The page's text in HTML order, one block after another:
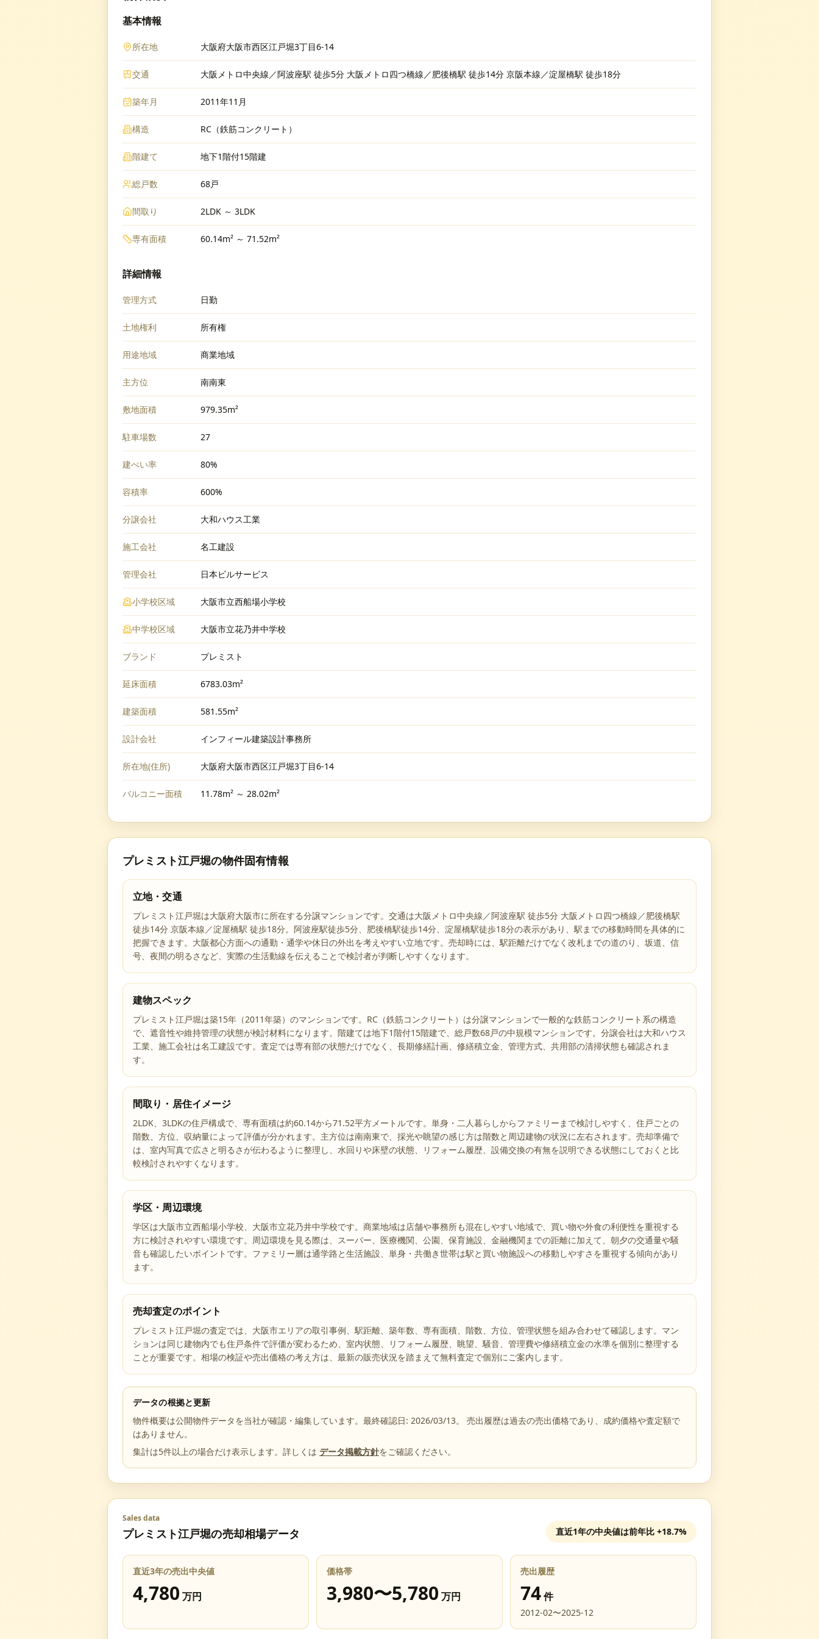
基本情報
所在地 大阪府大阪市西区江戸堀3丁目6-14
交通 大阪メトロ中央線／阿波座駅 徒歩5分 大阪メトロ四つ橋線／肥後橋駅 徒歩14分 京阪本線／淀屋橋駅 徒歩18分
築年月 2011年11月
構造 RC（鉄筋コンクリート）
階建て 地下1階付15階建
総戸数 68戸
間取り 2LDK ～ 3LDK
専有面積 60.14m² ～ 71.52m²
詳細情報
管理方式 日勤
土地権利 所有権
用途地域 商業地域
主方位 南南東
敷地面積 979.35m²
駐車場数 27
建ぺい率 80%
容積率 600%
分譲会社 大和ハウス工業
施工会社 名工建設
管理会社 日本ビルサービス
小学校区域 大阪市立西船場小学校
中学校区域 大阪市立花乃井中学校
ブランド プレミスト
延床面積 6783.03m²
建築面積 581.55m²
設計会社 インフィール建築設計事務所
所在地(住所) 大阪府大阪市西区江戸堀3丁目6-14
バルコニー面積 11.78m² ～ 28.02m²
プレミスト江戸堀の物件固有情報
立地・交通
プレミスト江戸堀は大阪府大阪市に所在する分譲マンションです。交通は大阪メトロ中央線／阿波座駅 徒歩5分 大阪メトロ四つ橋線／肥後橋駅
徒歩14分 京阪本線／淀屋橋駅 徒歩18分。阿波座駅徒歩5分、肥後橋駅徒歩14分、淀屋橋駅徒歩18分の表示があり、駅までの移動時間を具体的に
把握できます。大阪都心方面への通勤・通学や休日の外出を考えやすい立地です。売却時には、駅距離だけでなく改札までの道のり、坂道、信
号、夜間の明るさなど、実際の生活動線を伝えることで検討者が判断しやすくなります。
建物スペック
プレミスト江戸堀は築15年（2011年築）のマンションです。RC（鉄筋コンクリート）は分譲マンションで一般的な鉄筋コンクリート系の構造
で、遮音性や維持管理の状態が検討材料になります。階建ては地下1階付15階建で、総戸数68戸の中規模マンションです。分譲会社は大和ハウス
工業、施工会社は名工建設です。査定では専有部の状態だけでなく、長期修繕計画、修繕積立金、管理方式、共用部の清掃状態も確認されま
す。
間取り・居住イメージ
2LDK、3LDKの住戸構成で、専有面積は約60.14から71.52平方メートルです。単身・二人暮らしからファミリーまで検討しやすく、住戸ごとの
階数、方位、収納量によって評価が分かれます。主方位は南南東で、採光や眺望の感じ方は階数と周辺建物の状況に左右されます。売却準備で
は、室内写真で広さと明るさが伝わるように整理し、水回りや床壁の状態、リフォーム履歴、設備交換の有無を説明できる状態にしておくと比
較検討されやすくなります。
学区・周辺環境
学区は大阪市立西船場小学校、大阪市立花乃井中学校です。商業地域は店舗や事務所も混在しやすい地域で、買い物や外食の利便性を重視する
方に検討されやすい環境です。周辺環境を見る際は、スーパー、医療機関、公園、保育施設、金融機関までの距離に加えて、朝夕の交通量や騒
音も確認したいポイントです。ファミリー層は通学路と生活施設、単身・共働き世帯は駅と買い物施設への移動しやすさを重視する傾向があり
ます。
売却査定のポイント
プレミスト江戸堀の査定では、大阪市エリアの取引事例、駅距離、築年数、専有面積、階数、方位、管理状態を組み合わせて確認します。マン
ションは同じ建物内でも住戸条件で評価が変わるため、室内状態、リフォーム履歴、眺望、騒音、管理費や修繕積立金の水準を個別に整理する
ことが重要です。相場の検証や売出価格の考え方は、最新の販売状況を踏まえて無料査定で個別にご案内します。
データの根拠と更新
物件概要は公開物件データを当社が確認・編集しています。最終確認日: 2026/03/13。 売出履歴は過去の売出価格であり、成約価格や査定額で
はありません。
集計は5件以上の場合だけ表示します。詳しくは データ掲載方針をご確認ください。
Sales data
プレミスト江戸堀の売却相場データ 直近1年の中央値は前年比 +18.7%
直近3年の売出中央値
4,780 万円
価格帯
3,980〜5,780 万円
売出履歴
74件
2012-02〜2025-12